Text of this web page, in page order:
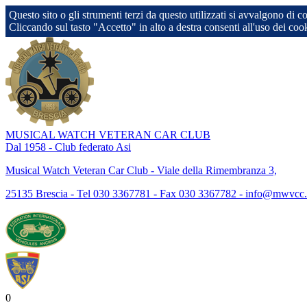
Questo sito o gli strumenti terzi da questo utilizzati si avvalgono di
Cliccando sul tasto "Accetto" in alto a destra consenti all'uso dei
MUSICAL WATCH VETERAN CAR CLUB
Dal 1958 - Club federato Asi
Musical Watch Veteran Car Club - Viale della Rimembranza 3,
25135 Brescia - Tel 030 3367781 - Fax 030 3367782 -
0